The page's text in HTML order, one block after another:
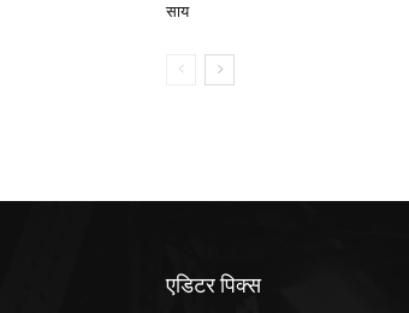
साय
एडिटर पिक्स